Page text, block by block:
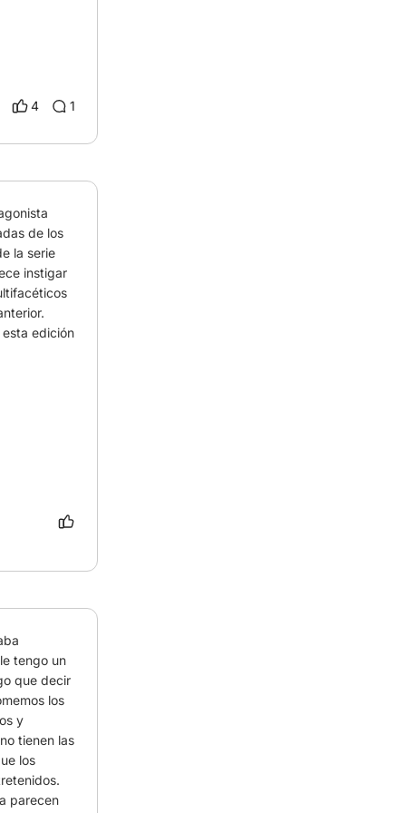
4 1
de los
la serie
instigar
edición
tengo un
que decir
los
y
tienen las
los
parecen